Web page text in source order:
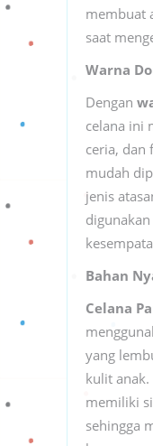
membuat
saat
Warna
Dengan
celana ini
ceria, dan
mudah
jenis
Bahan
Celana
yang
kulit
memiliki
sehingga